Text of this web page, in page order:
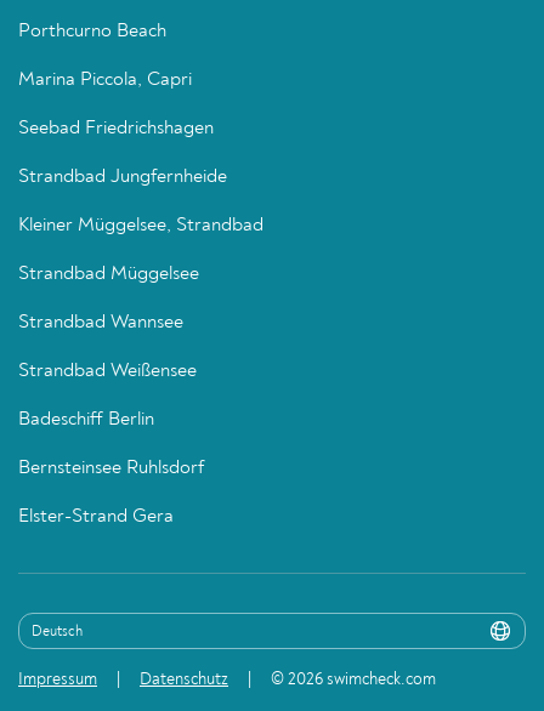
Porthcurno Beach
Marina Piccola, Capri
Seebad Friedrichshagen
Strandbad Jungfernheide
Kleiner Müggelsee, Strandbad
Strandbad Müggelsee
Strandbad Wannsee
Strandbad Weißensee
Badeschiff Berlin
Bernsteinsee Ruhlsdorf
Elster-Strand Gera
Impressum Datenschutz © 2026 swimcheck.com